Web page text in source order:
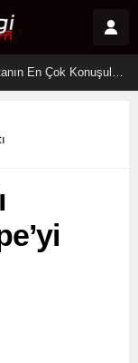
2 Ağustos 2026 Sosyal Medya Reyting Sonuçları: “Daha 17” Ekranlara Ambargo Koydu!